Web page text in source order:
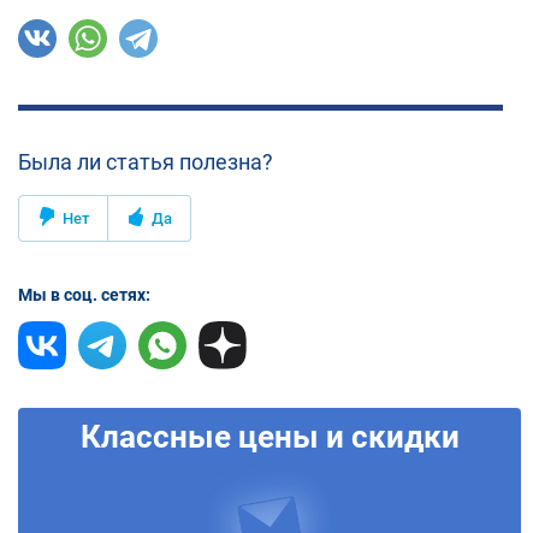
Была ли статья полезна?
Нет Да
Мы в соц. сетях:
Классные цены и скидки